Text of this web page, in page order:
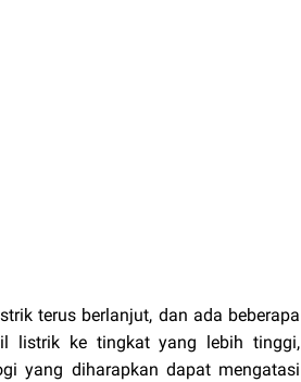
terus berlanjut, dan ada beberapa
listrik ke tingkat yang lebih tinggi,
yang diharapkan dapat mengatasi